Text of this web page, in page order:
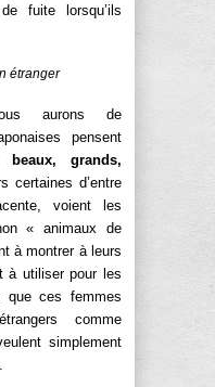
fuite lorsqu’ils
étranger
aurons de
pensent
beaux, grands,
certaines d’entre
voient les
« animaux de
à montrer à leurs
à utiliser pour les
ces femmes
comme
simplement